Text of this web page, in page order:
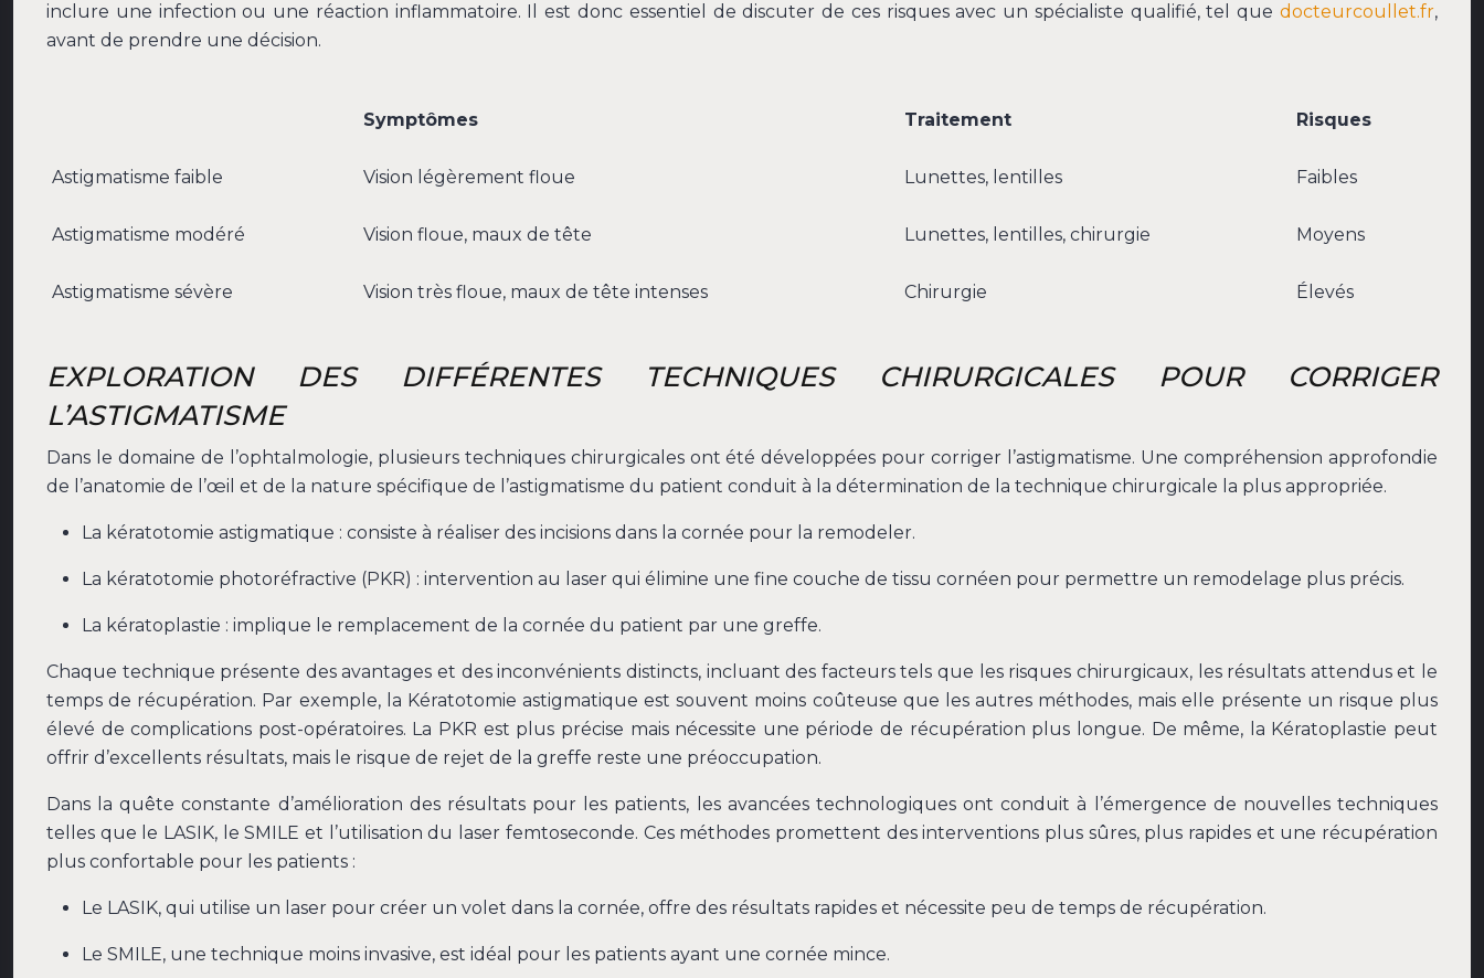
inclure une infection ou une réaction inflammatoire. Il est donc essentiel de discuter de ces risques avec un spécialiste qualifié, tel que docteurcoullet.fr,
avant de prendre une décision.
Symptômes Traitement Risques
Astigmatisme faible Vision légèrement floue Lunettes, lentilles Faibles
Astigmatisme modéré Vision floue, maux de tête Lunettes, lentilles, chirurgie Moyens
Astigmatisme sévère Vision très floue, maux de tête intenses Chirurgie Élevés
EXPLORATION DES DIFFÉRENTES TECHNIQUES CHIRURGICALES POUR CORRIGER
L’ASTIGMATISME
Dans le domaine de l’ophtalmologie, plusieurs techniques chirurgicales ont été développées pour corriger l’astigmatisme. Une compréhension approfondie
de l’anatomie de l’œil et de la nature spécifique de l’astigmatisme du patient conduit à la détermination de la technique chirurgicale la plus appropriée.
La kératotomie astigmatique : consiste à réaliser des incisions dans la cornée pour la remodeler.
La kératotomie photoréfractive (PKR) : intervention au laser qui élimine une fine couche de tissu cornéen pour permettre un remodelage plus précis.
La kératoplastie : implique le remplacement de la cornée du patient par une greffe.
Chaque technique présente des avantages et des inconvénients distincts, incluant des facteurs tels que les risques chirurgicaux, les résultats attendus et le
temps de récupération. Par exemple, la Kératotomie astigmatique est souvent moins coûteuse que les autres méthodes, mais elle présente un risque plus
élevé de complications post-opératoires. La PKR est plus précise mais nécessite une période de récupération plus longue. De même, la Kératoplastie peut
offrir d’excellents résultats, mais le risque de rejet de la greffe reste une préoccupation.
Dans la quête constante d’amélioration des résultats pour les patients, les avancées technologiques ont conduit à l’émergence de nouvelles techniques
telles que le LASIK, le SMILE et l’utilisation du laser femtoseconde. Ces méthodes promettent des interventions plus sûres, plus rapides et une récupération
plus confortable pour les patients :
Le LASIK, qui utilise un laser pour créer un volet dans la cornée, offre des résultats rapides et nécessite peu de temps de récupération.
Le SMILE, une technique moins invasive, est idéal pour les patients ayant une cornée mince.